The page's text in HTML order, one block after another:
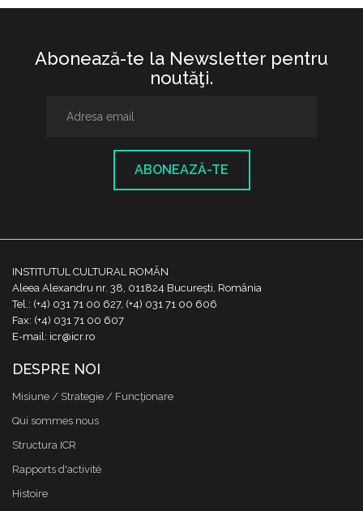
Abonează-te la Newsletter pentru
noutăţi.
ABONEAZĂ-TE
INSTITUTUL CULTURAL ROMÂN
Aleea Alexandru nr. 38, 011824 București, România
Tel.: (+4) 031 71 00 627, (+4) 031 71 00 606
Fax: (+4) 031 71 00 607
E-mail: icr@icr.ro
DESPRE NOI
Misiune / Strategie / Funcţionare
Qui sommes nous
Structura ICR
Rapports d'activité
Histoire